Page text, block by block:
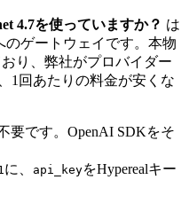
4.7を使っていますか？ は
のゲートウェイです。本物
おり、弊社がプロバイダー
1回あたりの料金が安くな
要です。OpenAI SDKをそ
に、 api_keyをHyperealキー